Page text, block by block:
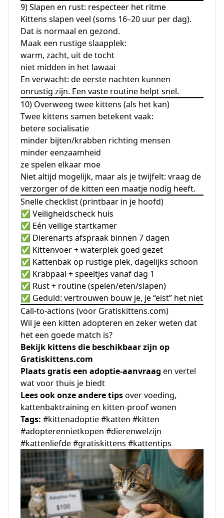
9) Slapen en rust: respecteer het ritme
Kittens slapen veel (soms 16–20 uur per dag).
Dat is normaal en gezond.
Maak een rustige slaapplek:
warm, zacht, uit de tocht
niet midden in het lawaai
En verwacht: de eerste nachten kunnen
onrustig zijn. Een vaste routine helpt snel.
10) Overweeg twee kittens (als het kan)
Twee kittens samen betekent vaak:
betere socialisatie
minder bijten/krabben richting mensen
minder eenzaamheid
ze spelen elkaar moe
Niet altijd mogelijk, maar als je twijfelt: vraag de
verzorger of de kitten een maatje nodig heeft.
Snelle checklist (printbaar in je hoofd)
✅ Veiligheidscheck huis
✅ Eén veilige startkamer
✅ Dierenarts afspraak binnen 7 dagen
✅ Kittenvoer + waterplek goed gezet
✅ Kattenbak op rustige plek, dagelijks schoon
✅ Krabpaal + speeltjes vanaf dag 1
✅ Rust + routine (spelen/eten/slapen)
✅ Geduld: vertrouwen bouw je, je “eist” het niet
Call-to-actions (voor Gratiskittens.com)
Wil je een kitten adopteren en zeker weten dat
het een goede match is?
Bekijk kittens die beschikbaar zijn op
Gratiskittens.com
Plaats gratis een adoptie-aanvraag en vertel
wat voor thuis je biedt
Lees ook onze andere tipsover voeding,
kattenbaktraining en kitten-proof wonen
Tags: #kittenadoptie #katten #kitten
#adopterennietkopen #dierenwelzijn
#kattenliefde #gratiskittens #kattentips